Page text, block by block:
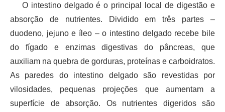
O intestino delgado é o principal local de digestão e
absorção de nutrientes. Dividido em três partes –
duodeno, jejuno e íleo – o intestino delgado recebe bile
do fígado e enzimas digestivas do pâncreas, que
auxiliam na quebra de gorduras, proteínas e carboidratos.
As paredes do intestino delgado são revestidas por
vilosidades, pequenas projeções que aumentam a
superfície de absorção. Os nutrientes digeridos são